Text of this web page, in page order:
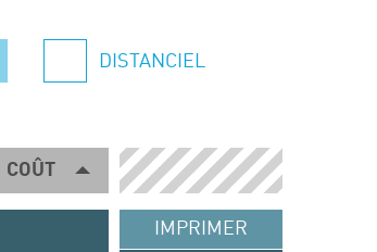
DISTANCIEL
COÛT
IMPRIMER